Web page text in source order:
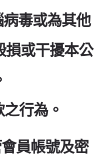
毒或為其他
損或干擾本公
行為。
員帳號及密